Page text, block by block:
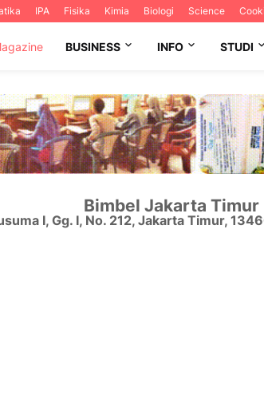
IPA Fisika Kimia Biologi Science
BUSINESS INFO STUDI
Bimbel Jakarta Timur
I, Gg. I, No. 212, Jakarta Timur,